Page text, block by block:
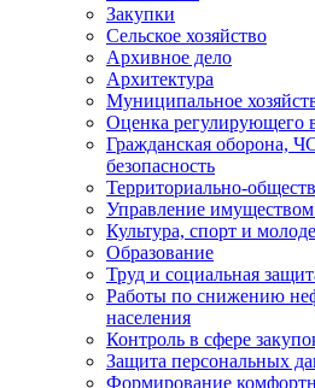
Закупки
Сельское хозяйство
Архивное дело
Архитектура
Муниципальное
Оценка регулирующего
Гражданская оборона,
безопасность
Территориально-
Управление имуществом
Культура, спорт и
Образование
Труд и социальная
Работы по снижению
населения
Контроль в сфере
Защита персональных
Формирование